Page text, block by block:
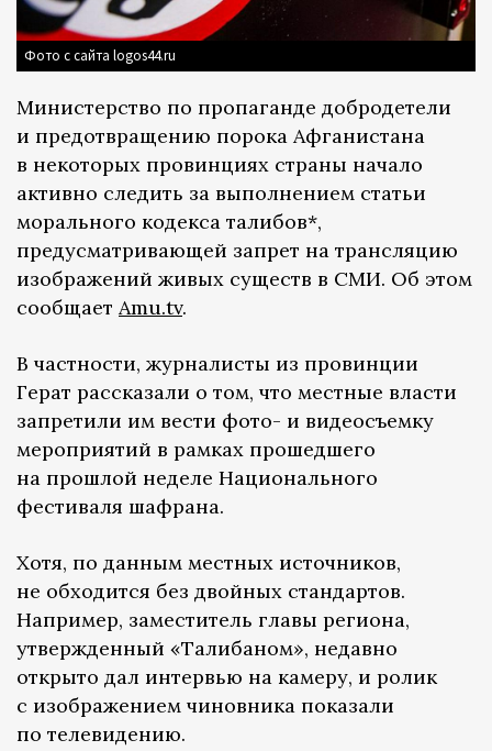
Фото с сайта logos44.ru
Министерство по пропаганде добродетели
и предотвращению порока Афганистана
в некоторых провинциях страны начало
активно следить за выполнением статьи
морального кодекса талибов*,
предусматривающей запрет на трансляцию
изображений живых существ в СМИ. Об этом
сообщает Amu.tv.
В частности, журналисты из провинции
Герат рассказали о том, что местные власти
запретили им вести фото- и видеосъемку
мероприятий в рамках прошедшего
на прошлой неделе Национального
фестиваля шафрана.
Хотя, по данным местных источников,
не обходится без двойных стандартов.
Например, заместитель главы региона,
утвержденный «Талибаном», недавно
открыто дал интервью на камеру, и ролик
с изображением чиновника показали
по телевидению.